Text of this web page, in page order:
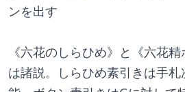
ンを出す
《六花のしらひめ》と《六花
は諸説。しらひめ素引きは手